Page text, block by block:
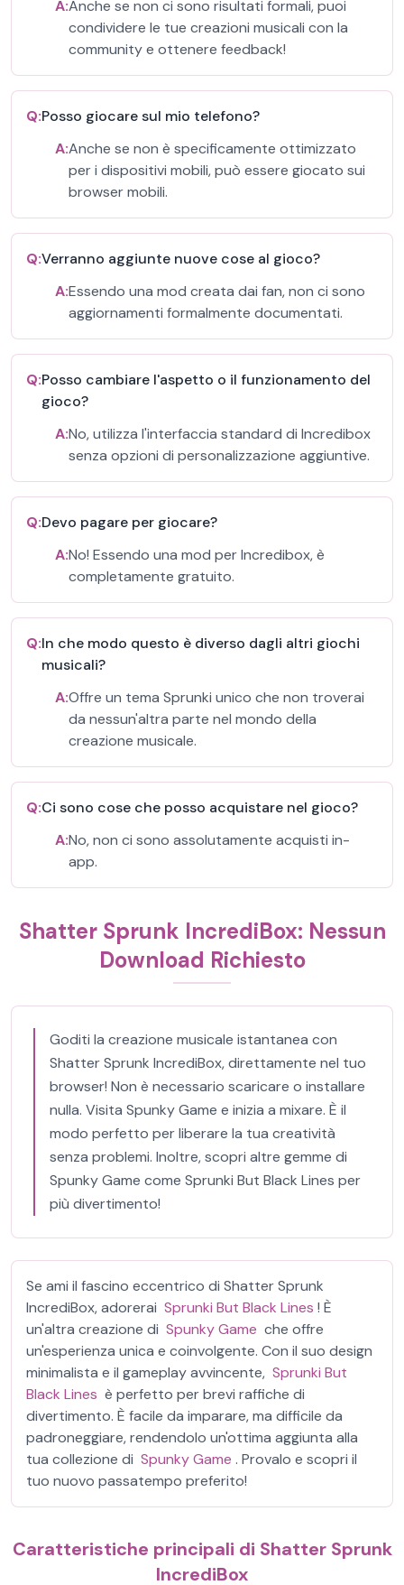
A:Anche se non ci sono risultati formali, puoi
condividere le tue creazioni musicali con la
community e ottenere feedback!
Q:Posso giocare sul mio telefono?
A:Anche se non è specificamente ottimizzato
per i dispositivi mobili, può essere giocato sui
browser mobili.
Q:Verranno aggiunte nuove cose al gioco?
A:Essendo una mod creata dai fan, non ci sono
aggiornamenti formalmente documentati.
Q:Posso cambiare l'aspetto o il funzionamento del
gioco?
A:No, utilizza l'interfaccia standard di Incredibox
senza opzioni di personalizzazione aggiuntive.
Q:Devo pagare per giocare?
A:No! Essendo una mod per Incredibox, è
completamente gratuito.
Q:In che modo questo è diverso dagli altri giochi
musicali?
A:Offre un tema Sprunki unico che non troverai
da nessun'altra parte nel mondo della
creazione musicale.
Q:Ci sono cose che posso acquistare nel gioco?
A:No, non ci sono assolutamente acquisti in-
app.
Shatter Sprunk IncrediBox: Nessun
Download Richiesto
Goditi la creazione musicale istantanea con
Shatter Sprunk IncrediBox, direttamente nel tuo
browser! Non è necessario scaricare o installare
nulla. Visita Spunky Game e inizia a mixare. È il
modo perfetto per liberare la tua creatività
senza problemi. Inoltre, scopri altre gemme di
Spunky Game come Sprunki But Black Lines per
più divertimento!
Se ami il fascino eccentrico di Shatter Sprunk
IncrediBox, adorerai Sprunki But Black Lines ! È
un'altra creazione di Spunky Game che offre
un'esperienza unica e coinvolgente. Con il suo design
minimalista e il gameplay avvincente, Sprunki But
Black Lines è perfetto per brevi raffiche di
divertimento. È facile da imparare, ma difficile da
padroneggiare, rendendolo un'ottima aggiunta alla
tua collezione di Spunky Game . Provalo e scopri il
tuo nuovo passatempo preferito!
Caratteristiche principali di Shatter Sprunk
IncrediBox